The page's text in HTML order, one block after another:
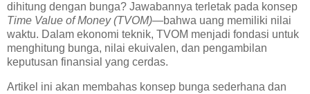
dihitung dengan bunga? Jawabannya terletak pada konsep
Time Value of Money (TVOM)—bahwa uang memiliki nilai
waktu. Dalam ekonomi teknik, TVOM menjadi fondasi untuk
menghitung bunga, nilai ekuivalen, dan pengambilan
keputusan finansial yang cerdas.
Artikel ini akan membahas konsep bunga sederhana dan